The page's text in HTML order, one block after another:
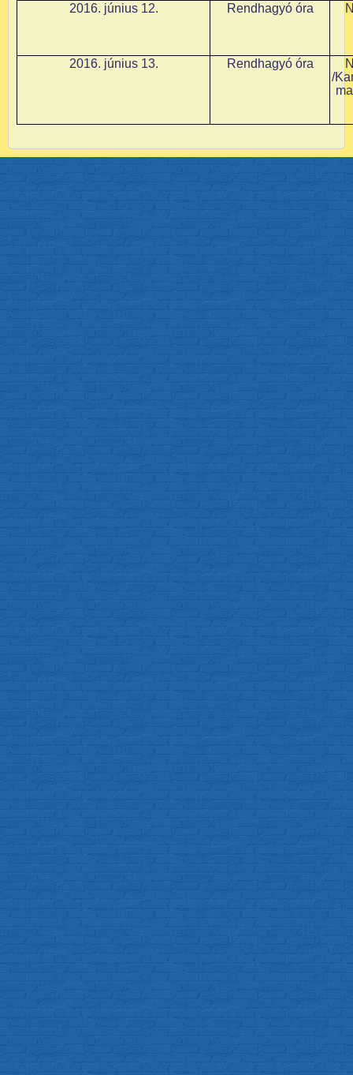
2016. június 12. Rendhagyó óra
2016. június 13. Rendhagyó óra
/